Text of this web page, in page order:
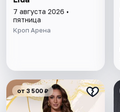
7 августа 2026 •
пятница
Кроп Арена
от 3 500 ₽